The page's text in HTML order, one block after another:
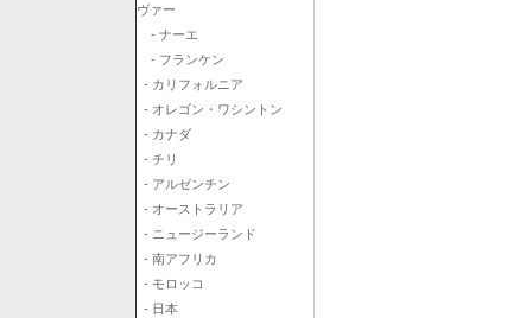
ヴァー
- ナーエ
- フランケン
- カリフォルニア
- オレゴン・ワシントン
- カナダ
- チリ
- アルゼンチン
- オーストラリア
- ニュージーランド
- 南アフリカ
- モロッコ
- 日本